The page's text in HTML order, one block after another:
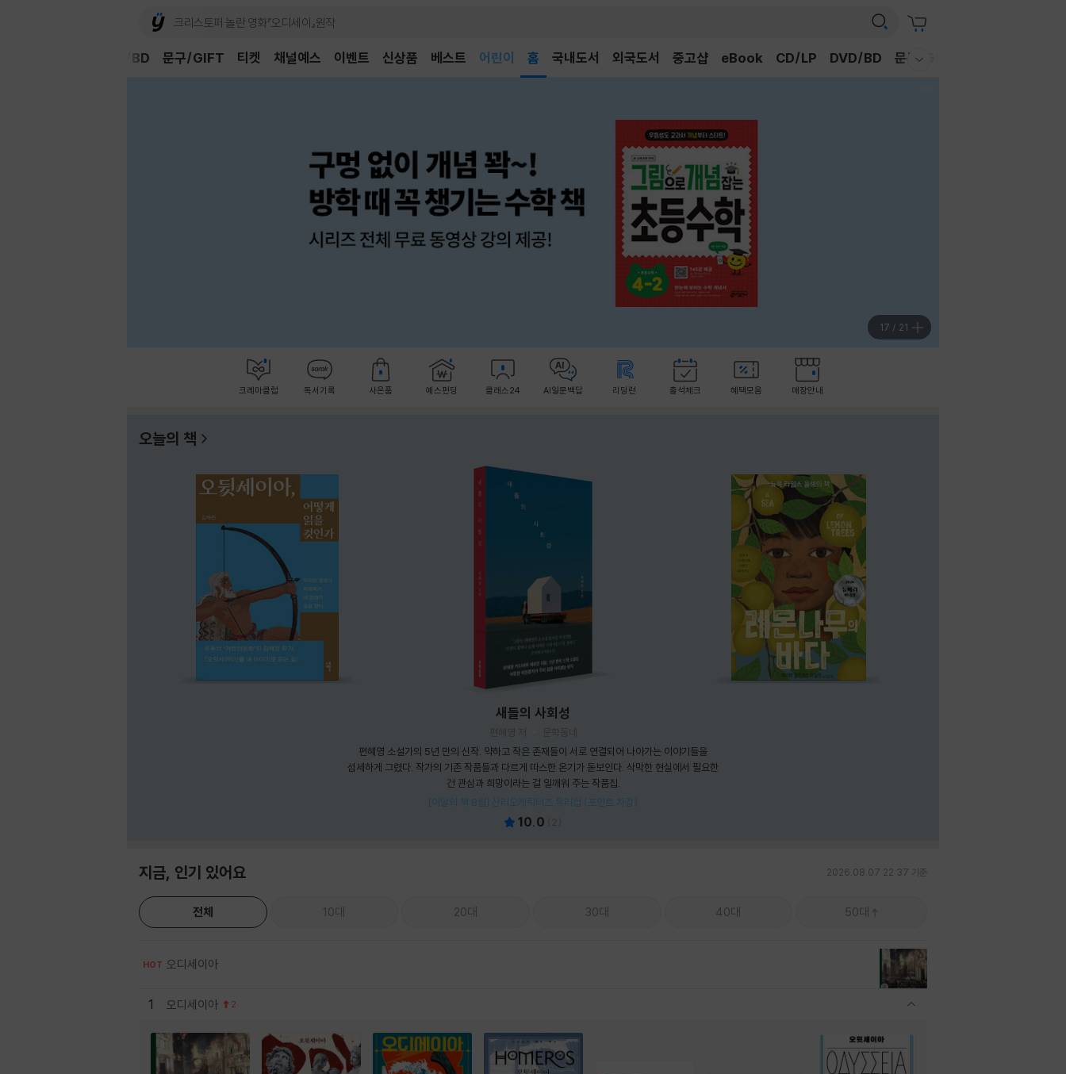
채널예스 이벤트 신상품 베스트
독후감
홈 국내도서 외국도서 중고샵 eBook CD/LP DVD/BD 문구/GIFT
DVD/BD 문구/GIFT 티켓
18 / 21
크레마클럽 독서기록 사은품 예스펀딩 클래스24 AI일문백답 리딩런 출석체크 혜택모음 매장안내
오늘의 책
새들의 사회성
편혜영 소설가의 5년 만의 신작. 약하고 작은 존재들이 서로 연결되어 나아가는 이야기들을
섬세하게 그렸다. 작가의 기존 작품들과 다르게 따스한 온기가 돋보인다. 삭막한 현실에서 필요한
건 관심과 희망이라는 걸 일깨워 주는 작품집.
[이달의 책 8월] 산리오캐릭터즈 유리컵 (포인트 차감)
10.0
지금, 인기 있어요 2026.08.07 22:37 기준
전체 10대 20대 30대 40대 50대
HOT 오디세이아
1 오디세이아 2